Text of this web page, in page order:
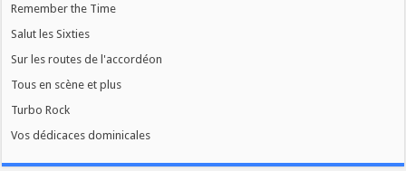
Remember the Time
Salut les Sixties
Sur les routes de l'accordéon
Tous en scène et plus
Turbo Rock
Vos dédicaces dominicales